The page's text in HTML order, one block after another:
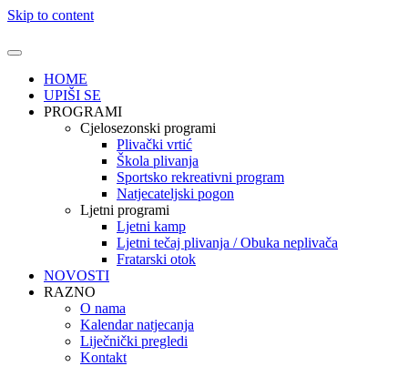
Skip to content
HOME
UPIŠI SE
PROGRAMI
Cjelosezonski programi
Plivački vrtić
Škola plivanja
Sportsko rekreativni program
Natjecateljski pogon
Ljetni programi
Ljetni kamp
Ljetni tečaj plivanja / Obuka neplivača
Fratarski otok
NOVOSTI
RAZNO
O nama
Kalendar natjecanja
Liječnički pregledi
Kontakt